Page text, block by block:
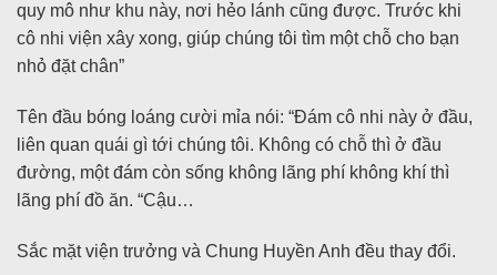
quy mô như khu này, nơi hẻo lánh cũng được. Trước khi
cô nhi viện xây xong, giúp chúng tôi tìm một chỗ cho bạn
nhỏ đặt chân”
Tên đầu bóng loáng cười mỉa nói: “Đám cô nhi này ở đầu,
liên quan quái gì tới chúng tôi. Không có chỗ thì ở đầu
đường, một đám còn sống không lãng phí không khí thì
lãng phí đồ ăn. “Cậu…
Sắc mặt viện trưởng và Chung Huyền Anh đều thay đổi.